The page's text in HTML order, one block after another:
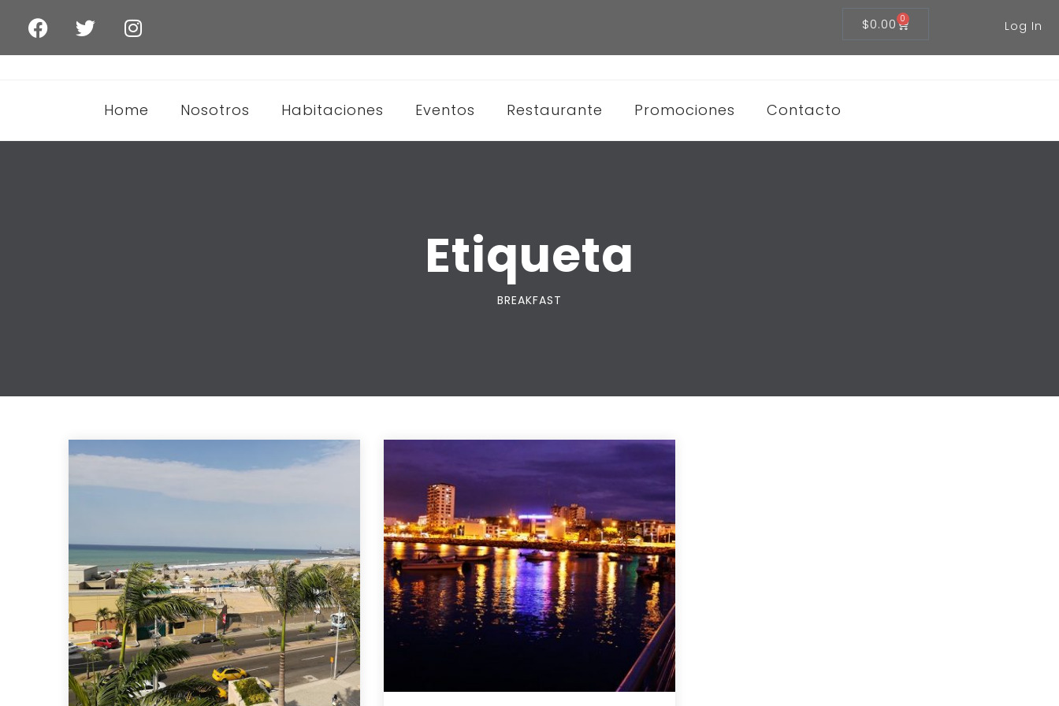
$0.00 0 Log In
Home Nosotros Habitaciones Eventos Restaurante Promociones Contacto
Etiqueta
BREAKFAST